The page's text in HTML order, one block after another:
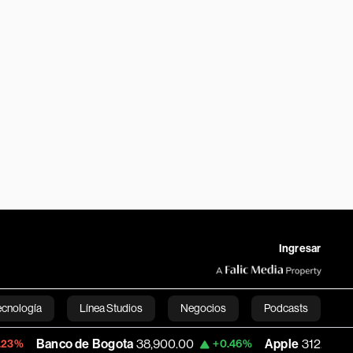
Ingresar
Línea Studios Negocios Podcasts
English
de Bogota 38,900.00 +0.46% Apple 312.53 +0.51%